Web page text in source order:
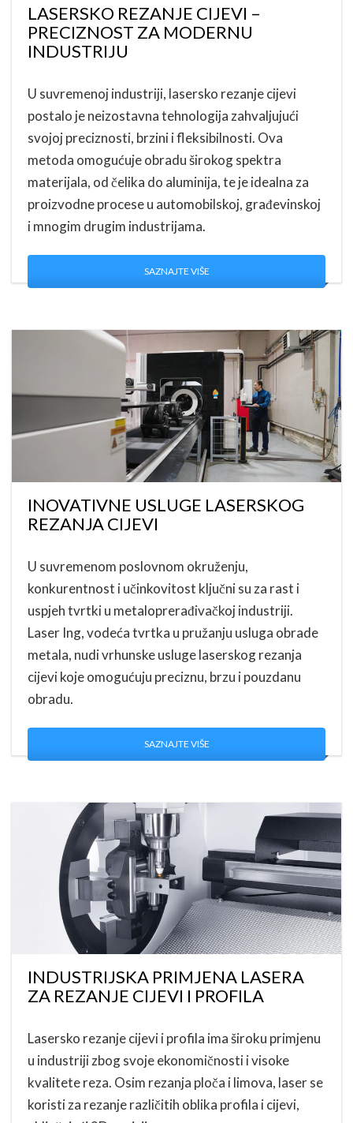
LASERSKO REZANJE CIJEVI –
PRECIZNOST ZA MODERNU
INDUSTRIJU
U suvremenoj industriji, lasersko rezanje cijevi
postalo je neizostavna tehnologija zahvaljujući
svojoj preciznosti, brzini i fleksibilnosti. Ova
metoda omogućuje obradu širokog spektra
materijala, od čelika do aluminija, te je idealna za
proizvodne procese u automobilskoj, građevinskoj
i mnogim drugim industrijama.
SAZNAJTE VIŠE
INOVATIVNE USLUGE LASERSKOG
REZANJA CIJEVI
U suvremenom poslovnom okruženju,
konkurentnost i učinkovitost ključni su za rast i
uspjeh tvrtki u metaloprerađivačkoj industriji.
Laser Ing, vodeća tvrtka u pružanju usluga obrade
metala, nudi vrhunske usluge laserskog rezanja
cijevi koje omogućuju preciznu, brzu i pouzdanu
obradu.
SAZNAJTE VIŠE
INDUSTRIJSKA PRIMJENA LASERA
ZA REZANJE CIJEVI I PROFILA
Lasersko rezanje cijevi i profila ima široku primjenu
u industriji zbog svoje ekonomičnosti i visoke
kvalitete reza. Osim rezanja ploča i limova, laser se
koristi za rezanje različitih oblika profila i cijevi,